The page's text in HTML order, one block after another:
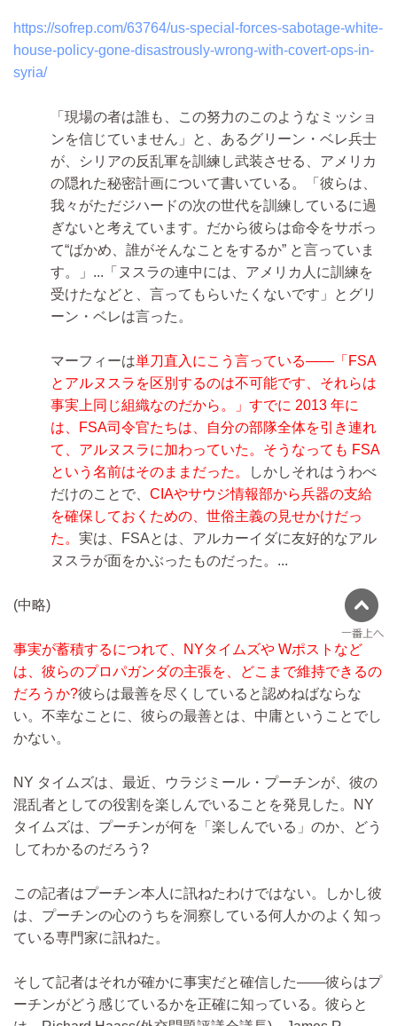
https://sofrep.com/63764/us-special-forces-sabotage-white-
house-policy-gone-disastrously-wrong-with-covert-ops-in-
syria/
「現場の者は誰も、この努力のこのようなミッショ
ンを信じていません」と、あるグリーン・ベレ兵士
が、シリアの反乱軍を訓練し武装させる、アメリカ
の隠れた秘密計画について書いている。「彼らは、
我々がただジハードの次の世代を訓練しているに過
ぎないと考えています。だから彼らは命令をサボっ
て“ばかめ、誰がそんなことをするか” と言っていま
す。」...「ヌスラの連中には、アメリカ人に訓練を
受けたなどと、言ってもらいたくないです」とグリ
ーン・ベレは言った。
マーフィーは単刀直入にこう言っている――「FSA
とアルヌスラを区別するのは不可能です、それらは
事実上同じ組織なのだから。」すでに 2013 年に
は、FSA司令官たちは、自分の部隊全体を引き連れ
て、アルヌスラに加わっていた。そうなっても FSA
という名前はそのままだった。
しかしそれはうわべ
だけのことで、 CIAやサウジ情報部から兵器の支給
を確保しておくための、世俗主義の見せかけだっ
た。 実は、FSAとは、アルカーイダに友好的なアル
ヌスラが面をかぶったものだった。...
(中略)
事実が蓄積するにつれて、NYタイムズや Wポストなど
は、彼らのプロパガンダの主張を、どこまで維持できるの
だろうか?彼らは最善を尽くしていると認めねばならな
い。不幸なことに、彼らの最善とは、中庸ということでし
かない。
NY タイムズは、最近、ウラジミール・プーチンが、彼の
混乱者としての役割を楽しんでいることを発見した。NY
タイムズは、プーチンが何を「楽しんでいる」のか、どう
してわかるのだろう?
この記者はプーチン本人に訊ねたわけではない。しかし彼
は、プーチンの心のうちを洞察している何人かのよく知っ
ている専門家に訊ねた。
そして記者はそれが確かに事実だと確信した――彼らはプ
ーチンがどう感じているかを正確に知っている。彼らと